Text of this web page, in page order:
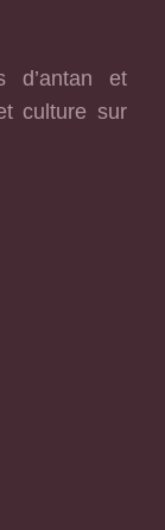
d’antan et
culture sur